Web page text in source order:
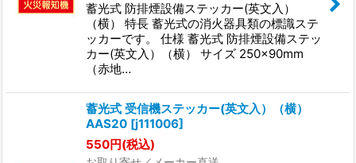
蓄光式 防排煙設備ステッカー(英文入）
（横） 特長 蓄光式の消火器具類の標識ステ
ッカーです。 仕様 蓄光式 防排煙設備ステッ
カー(英文入）（横） サイズ 250×90mm
（赤地…
蓄光式 受信機ステッカー(英文入）（横）
AAS20 [j111006]
550円(税込)